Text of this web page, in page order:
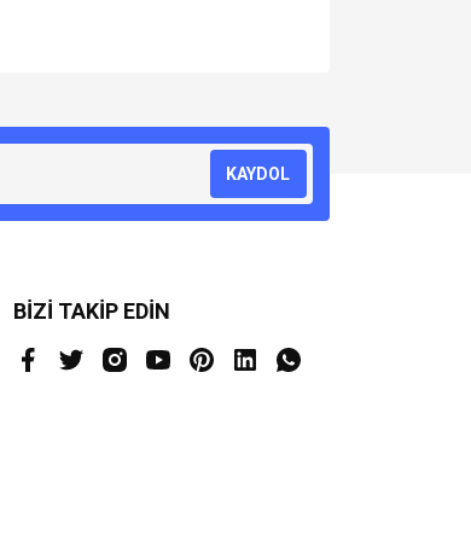
KAYDOL
BİZİ TAKİP EDİN